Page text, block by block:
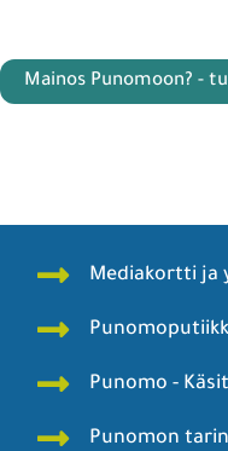
Mainos Punomoon? -
Mediakortti ja
Punomo -
Punomon